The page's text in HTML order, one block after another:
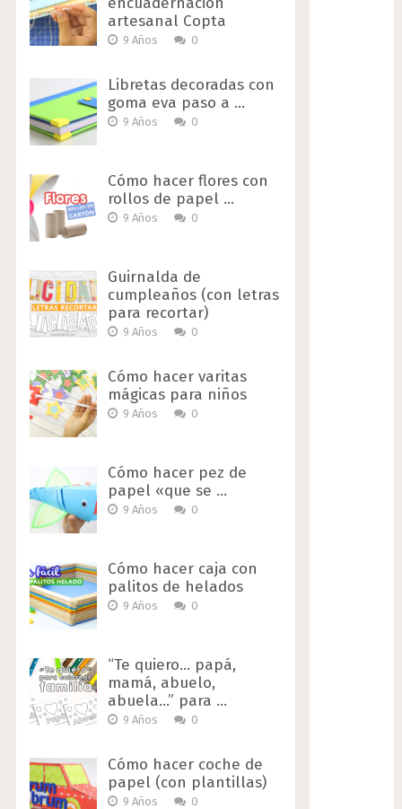
artesanal Copta
9 Años 0
Libretas decoradas con
goma eva paso a …
9 Años 0
Cómo hacer flores con
rollos de papel …
9 Años 0
Guirnalda de
cumpleaños (con letras
para recortar)
9 Años 0
Cómo hacer varitas
mágicas para niños
9 Años 0
Cómo hacer pez de
papel «que se …
9 Años 0
Cómo hacer caja con
palitos de helados
9 Años 0
“Te quiero… papá,
mamá, abuelo,
abuela…” para …
9 Años 0
Cómo hacer coche de
papel (con plantillas)
9 Años 0